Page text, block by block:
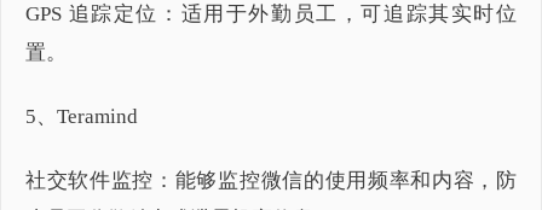
GPS 追踪定位：适用于外勤员工，可追踪其实时位
置。
5、Teramind
社交软件监控：能够监控微信的使用频率和内容，防